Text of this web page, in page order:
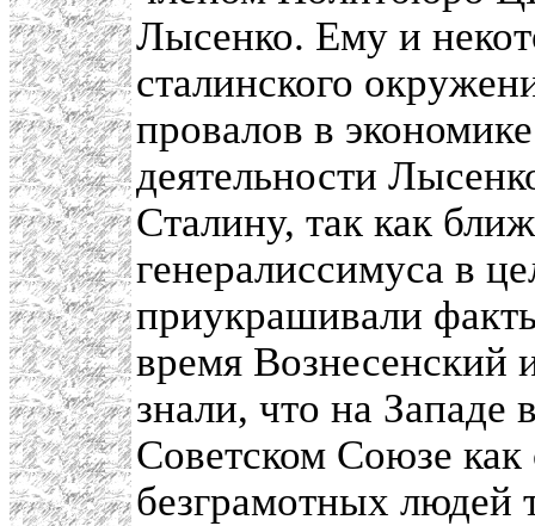
Лысенко. Ему и
сталинского
провалов в
деятельности
Сталину, так как
генералиссимуса в
приукрашивали
время Вознесенский
знали, что на Западе
Советском Союзе как
безграмотных людей